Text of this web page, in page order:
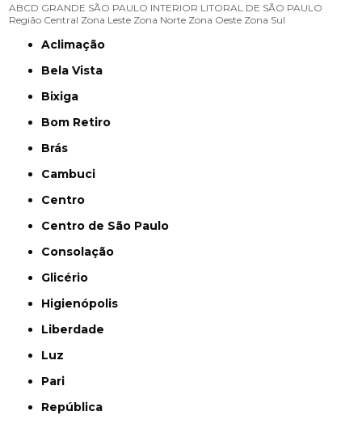
ABCD GRANDE SÃO PAULO INTERIOR LITORAL DE SÃO PAULO
Região Central Zona Leste Zona Norte Zona Oeste Zona Sul
Aclimação
Bela Vista
Bixiga
Bom Retiro
Brás
Cambuci
Centro
Centro de São Paulo
Consolação
Glicério
Higienópolis
Liberdade
Luz
Pari
República